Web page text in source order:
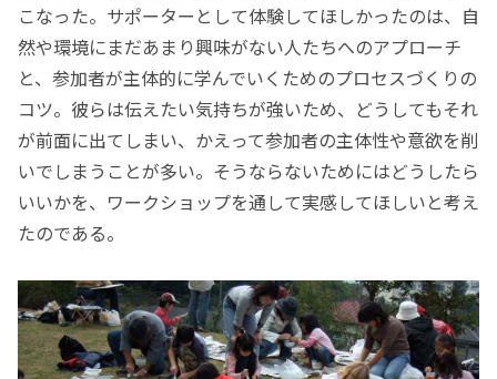
こなった。サポーターとして体験してほしかったのは、自
然や環境にまだあまり興味がない人たちへのアプローチ
と、参加者が主体的に学んでいくためのプロセスづくりの
コツ。彼らは伝えたい気持ちが強いため、どうしてもそれ
が前面に出てしまい、かえって参加者の主体性や意欲を削
いでしまうことが多い。そうならないためにはどうしたら
いいかを、ワークショップを通して実感してほしいと考え
たのである。